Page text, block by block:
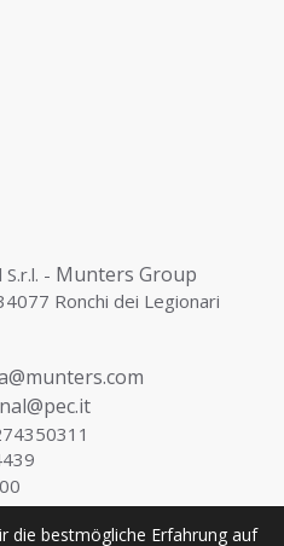
- Munters Group
Ronchi dei Legionari
die bestmögliche Erfahrung auf